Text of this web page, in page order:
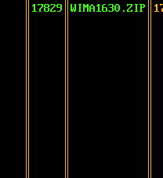
17829 WIMA1630.ZIP